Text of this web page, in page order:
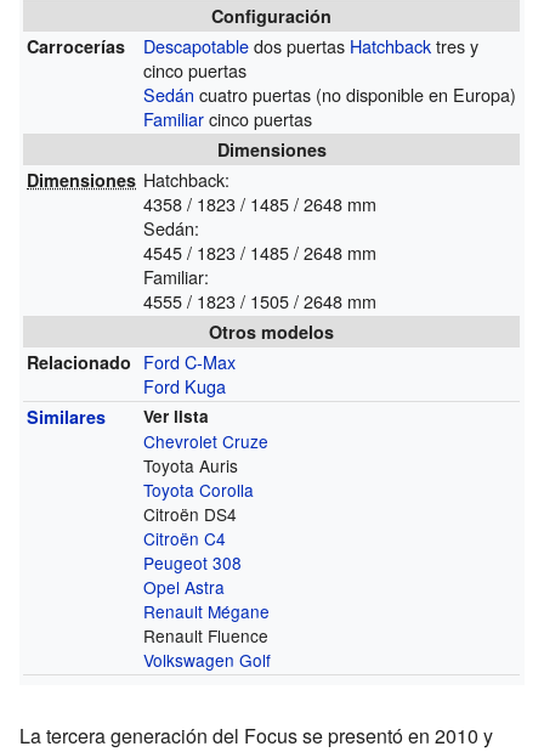
Configuración
Carrocerías
Descapotabledos puertas Hatchbacktres y
cinco puertas
Sedán cuatro puertas (no disponible en Europa)
Familiarcinco puertas
Dimensiones
Dimensiones Hatchback:
4358 / 1823 / 1485 / 2648 mm
Sedán:
4545 / 1823 / 1485 / 2648 mm
Familiar:
4555 / 1823 / 1505 / 2648 mm
Otros modelos
Relacionado Ford C-Max
Ford Kuga
Similares Ver lista
Chevrolet Cruze
Toyota Auris
Toyota Corolla
Citroën DS4
Citroën C4
Peugeot 308
Opel Astra
Renault Mégane
Renault Fluence
Volkswagen Golf
La tercera generación del Focus se presentó en 2010 y